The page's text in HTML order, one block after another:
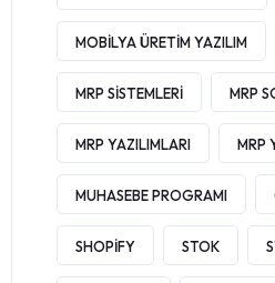
MOBILYA ÜRETIM YAZILIM
MRP SISTEMLERI MRP
MRP YAZILIMLARI MRP
MUHASEBE PROGRAMI
SHOPIFY STOK